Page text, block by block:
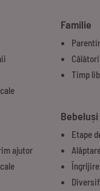
Familie
Timp
ajutor
Bebeluși
Etape
Îngrijire